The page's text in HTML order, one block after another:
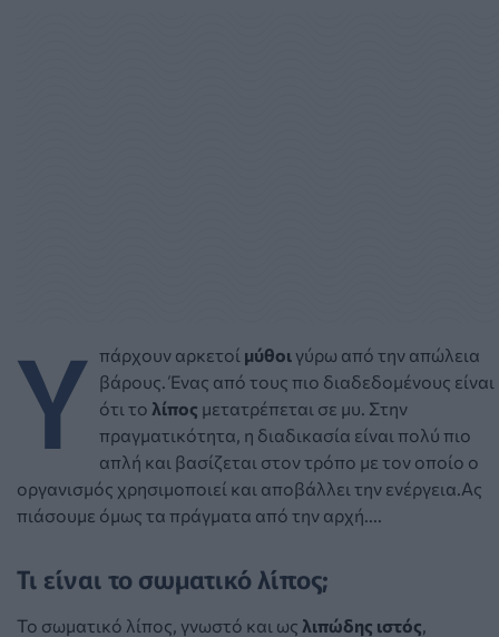
Υ πάρχουν αρκετοί μύθοι γύρω από την απώλεια
βάρους. Ένας από τους πιο διαδεδομένους είναι
ότι το λίπος μετατρέπεται σε μυ. Στην
πραγματικότητα, η διαδικασία είναι πολύ πιο
απλή και βασίζεται στον τρόπο με τον οποίο ο
οργανισμός χρησιμοποιεί και αποβάλλει την ενέργεια.Ας
πιάσουμε όμως τα πράγματα από την αρχή....
Τι είναι το σωματικό λίπος;
Το σωματικό λίπος, γνωστό και ως λιπώδης ιστός